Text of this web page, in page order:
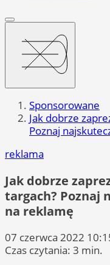
Sponsorowane
Jak dobrze
Poznaj
reklama
Jak dobrze
targach? Poznaj
na reklamę
07 czerwca 2022
Czas czytania: 3 min.